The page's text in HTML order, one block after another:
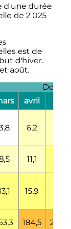
d'une durée
de 2 025
est de
d'hiver.
août.
avril
6,2
11,1
15,9
184,5 204,9